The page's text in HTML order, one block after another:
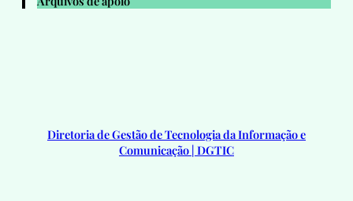
Diretoria de Gestão de Tecnologia da Informação e
Comunicação | DGTIC